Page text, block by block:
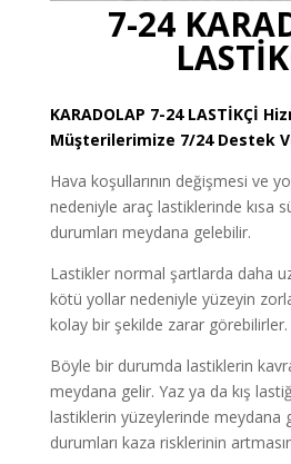
7-24
KARADOLAP 7-24 LASTİKÇİ
Müşterilerimize 7/24 Destek
Hava koşullarının değişmesi ve
nedeniyle araç lastiklerinde kısa
durumları meydana gelebilir.
Lastikler normal şartlarda daha
kötü yollar nedeniyle yüzeyin
kolay bir şekilde zarar görebilirler.
Böyle bir durumda lastiklerin
meydana gelir. Yaz ya da kış
lastiklerin yüzeylerinde meydana
durumları kaza risklerinin